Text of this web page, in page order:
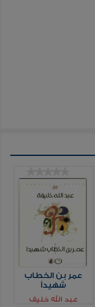
عمر بن الخطاب
شهيداً
عبد الله خليف